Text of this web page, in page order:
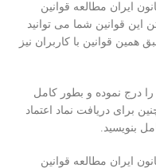
ایران مطالعه قوانین
قوانین شما می توانید
قوانین با کاربران نیز
درج نموده و بطور کامل
برای دریافت نماد اعتماد
بنویسید.
ایران مطالعه قوانین